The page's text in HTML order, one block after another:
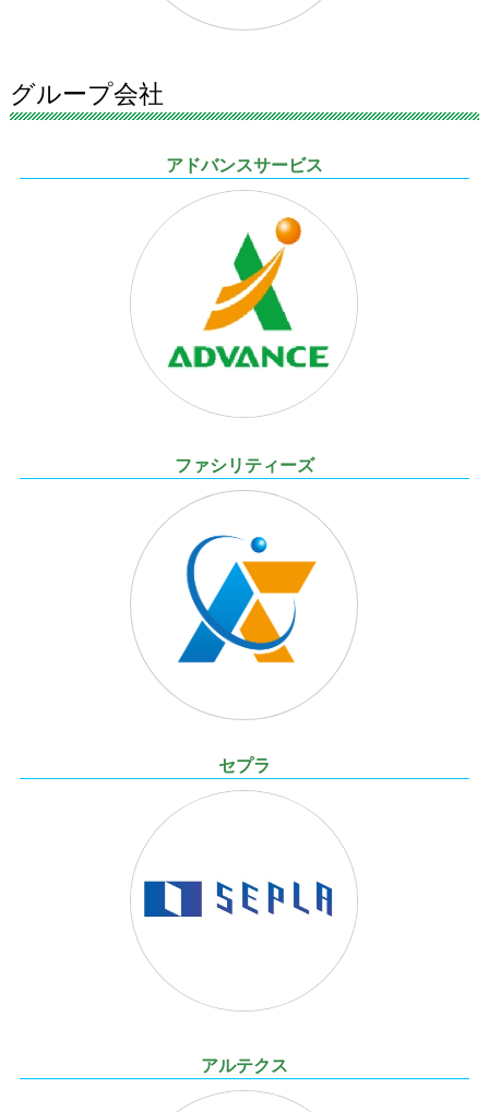
グループ会社
アドバンスサービス
ファシリティーズ
セプラ
アルテクス